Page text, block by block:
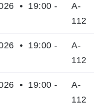
• 19:00 -
A-
112
• 19:00 -
A-
112
• 19:00 -
A-
112